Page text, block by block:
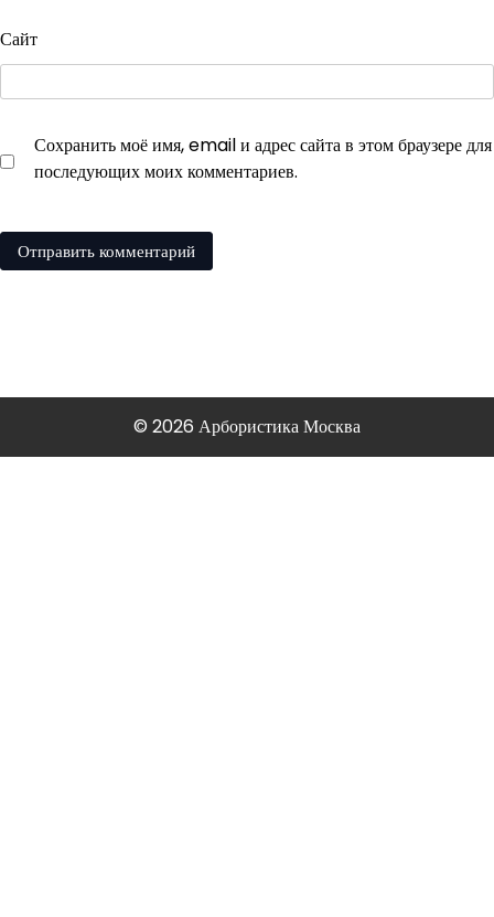
Сайт
Сохранить моё имя, email и адрес сайта в этом браузере для
последующих моих комментариев.
© 2026 Арбористика Москва